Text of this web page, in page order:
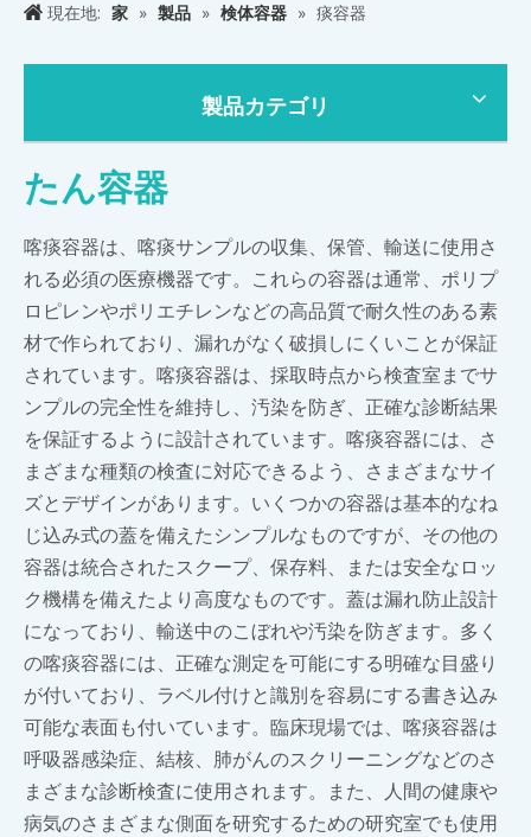
現在地: 家 » 製品 » 検体容器 » 痰容器
製品カテゴリ
たん容器
喀痰容器は、喀痰サンプルの収集、保管、輸送に使用さ
れる必須の医療機器です。これらの容器は通常、ポリプ
ロピレンやポリエチレンなどの高品質で耐久性のある素
材で作られており、漏れがなく破損しにくいことが保証
されています。喀痰容器は、採取時点から検査室までサ
ンプルの完全性を維持し、汚染を防ぎ、正確な診断結果
を保証するように設計されています。喀痰容器には、さ
まざまな種類の検査に対応できるよう、さまざまなサイ
ズとデザインがあります。いくつかの容器は基本的なね
じ込み式の蓋を備えたシンプルなものですが、その他の
容器は統合されたスクープ、保存料、または安全なロッ
ク機構を備えたより高度なものです。蓋は漏れ防止設計
になっており、輸送中のこぼれや汚染を防ぎます。多く
の喀痰容器には、正確な測定を可能にする明確な目盛り
が付いており、ラベル付けと識別を容易にする書き込み
可能な表面も付いています。臨床現場では、喀痰容器は
呼吸器感染症、結核、肺がんのスクリーニングなどのさ
まざまな診断検査に使用されます。また、人間の健康や
病気のさまざまな側面を研究するための研究室でも使用